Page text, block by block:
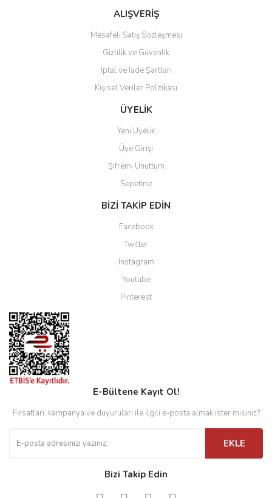
ALIŞVERİŞ
Mesafeli Satış Sözleşmesi
Gizlilik ve Güvenlik
İptal ve İade Şartları
Kişisel Veriler Politikası
ÜYELİK
Yeni Üyelik
Üye Girişi
Şifremi Unuttum
Sepetiniz
BİZİ TAKİP EDİN
Facebook
Twitter
Instagram
Youtube
Pinterest
E-Bültene Kayıt Ol!
Fırsatları, kampanya ve duyuruları ile ilgili e-posta almak ister misiniz?
EKLE
Bizi Takip Edin